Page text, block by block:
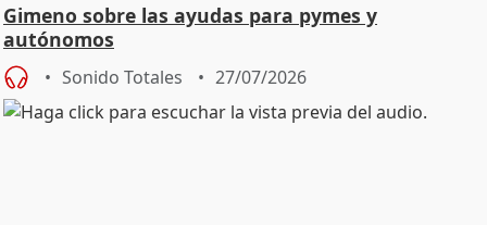
Gimeno sobre las ayudas para pymes y
autónomos
Sonido Totales 27/07/2026